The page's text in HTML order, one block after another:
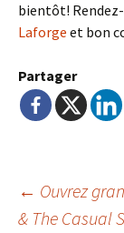
bientôt! Rendez-
Laforge et bon
Partager
← Ouvrez
& The Casual